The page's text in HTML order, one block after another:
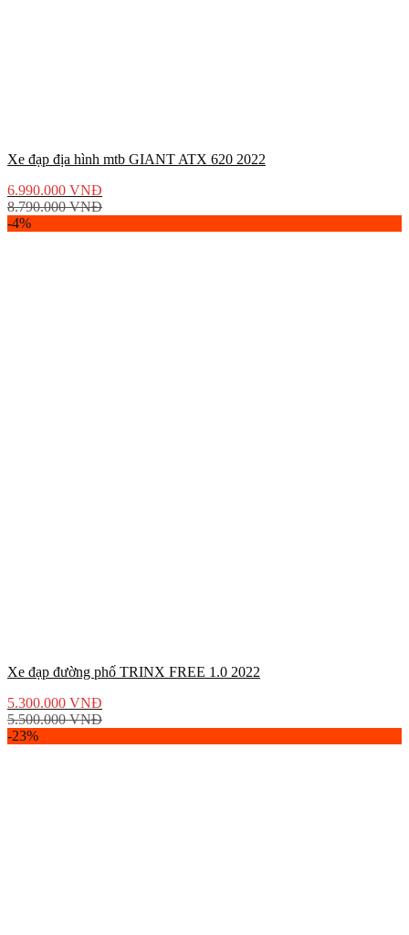
Xe đạp địa hình mtb GIANT ATX 620 2022
6.990.000 VNĐ
8.790.000VNĐ
-4%
Xe đạp đường phố TRINX FREE 1.0 2022
5.300.000 VNĐ
5.500.000VNĐ
-23%